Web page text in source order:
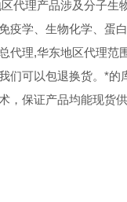
代理产品涉及分子生
疫学、生物化学、蛋
代理,华东地区代理范
们可以包退换货。*的
，保证产品均能现货